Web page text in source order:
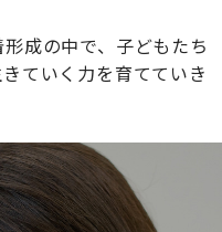
は女性が安心して働き
おり、厚生労働省の
成の中で、子どもたち
ていく力を育てていき